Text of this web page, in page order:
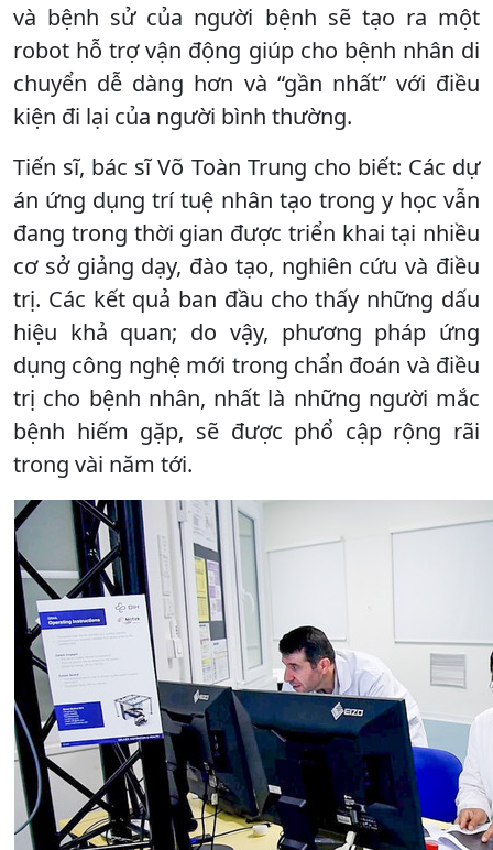
và bệnh sử của người bệnh sẽ tạo ra một
robot hỗ trợ vận động giúp cho bệnh nhân di
chuyển dễ dàng hơn và “gần nhất” với điều
kiện đi lại của người bình thường.
Tiến sĩ, bác sĩ Võ Toàn Trung cho biết: Các dự
án ứng dụng trí tuệ nhân tạo trong y học vẫn
đang trong thời gian được triển khai tại nhiều
cơ sở giảng dạy, đào tạo, nghiên cứu và điều
trị. Các kết quả ban đầu cho thấy những dấu
hiệu khả quan; do vậy, phương pháp ứng
dụng công nghệ mới trong chẩn đoán và điều
trị cho bệnh nhân, nhất là những người mắc
bệnh hiếm gặp, sẽ được phổ cập rộng rãi
trong vài năm tới.